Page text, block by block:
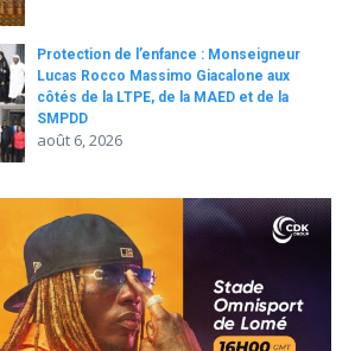
Protection de l’enfance : Monseigneur
Lucas Rocco Massimo Giacalone aux
côtés de la LTPE, de la MAED et de la
SMPDD
août 6, 2026